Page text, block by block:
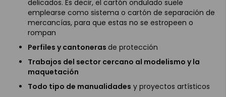
delicados. Es decir, el cartón ondulado suele
emplearse como sistema o cartón de separación de
mercancías, para que estas no se estropeen o
rompan
Perfiles y cantoneras de protección
Trabajos del sector cercano al modelismo y la
maquetación
Todo tipo de manualidades y proyectos artísticos